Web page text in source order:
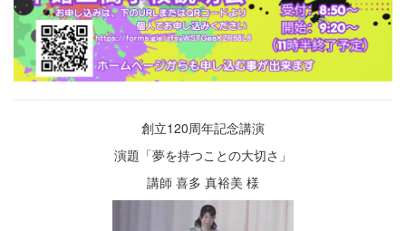
創立120周年記念講演
演題「夢を持つことの大切さ」
講師 喜多 真裕美 様